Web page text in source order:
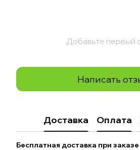
Добавьте первый
Написать
Доставка Оплата
Бесплатная доставка при